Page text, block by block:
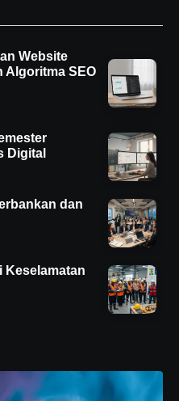
Website
Algoritma SEO
Digital
dan
Keselamatan